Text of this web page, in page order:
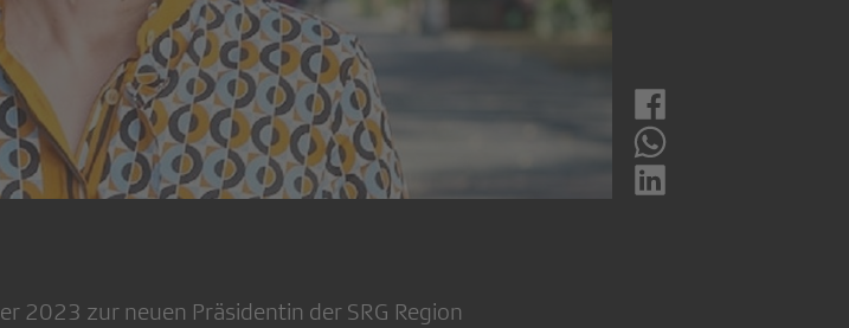
2023 zur neuen Präsidentin der SRG Region